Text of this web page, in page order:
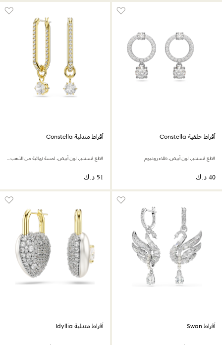
أقراط حلقية Constella
قطع مُستدير، لون أبيض، طلاء روديوم
أقراط متدلية Constella
قطع مُستدير، لون أبيض، لمسة نهائية من الذهب عيار 18 قيراط
أقراط Swan أقراط متدلية Idyllia